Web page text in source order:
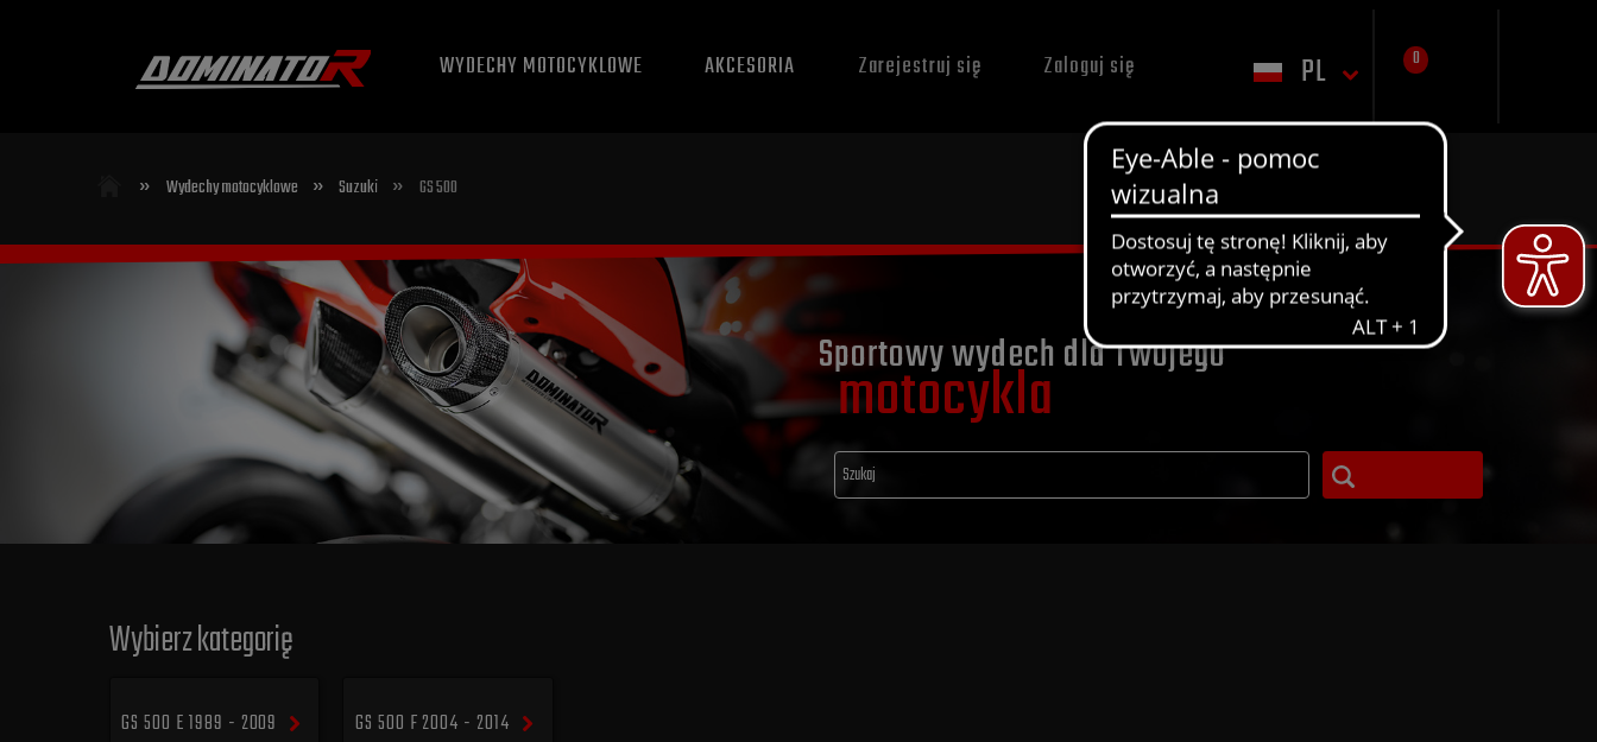
WYDECHY MOTOCYKLOWE AKCESORIA Zarejestruj się Zaloguj się PL 0
» Wydechy motocyklowe » Suzuki » GS 500
Sportowy wydech dla Twojego
motocykla
Wybierz kategorię
GS 500 E 1989 - 2009 GS 500 F 2004 - 2014